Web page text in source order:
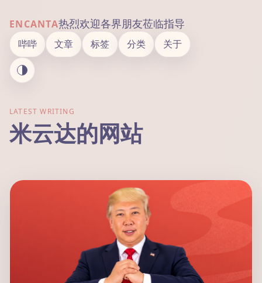
ENCANTA热烈欢迎各界朋友莅临指导
哔哔 文章 标签 分类 关于
LATEST WRITING
米云达的网站